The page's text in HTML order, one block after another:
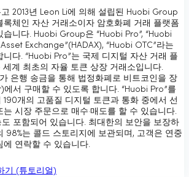
2013년 Leon Li에 의해 설립된 Huobi Group
록체인 자산 거래소이자 암호화폐 거래 플랫폼
습니다. Huobi Group은 “Huobi Pro”, “Huobi
Exchange”(HADAX), “Huobi OTC”라는
다. “Huobi Pro”는 국제 디지털 자산 거래 플
세계 최초의 자율 토큰 상장 거래소입니다.
은행 송금을 통해 법정화폐로 비트코인을 장
서 구매할 수 있도록 합니다. “Huobi Pro”를
190개의 고품질 디지털 토큰과 통화 중에서 선
시장 주문으로 매수·매도를 할 수 있습니다.
도 포함되어 있습니다. 최대한의 보안을 보장하
98%는 콜드 스토리지에 보관되며, 고객은 연중
에 연락할 수 있습니다.
기 (튜토리얼)